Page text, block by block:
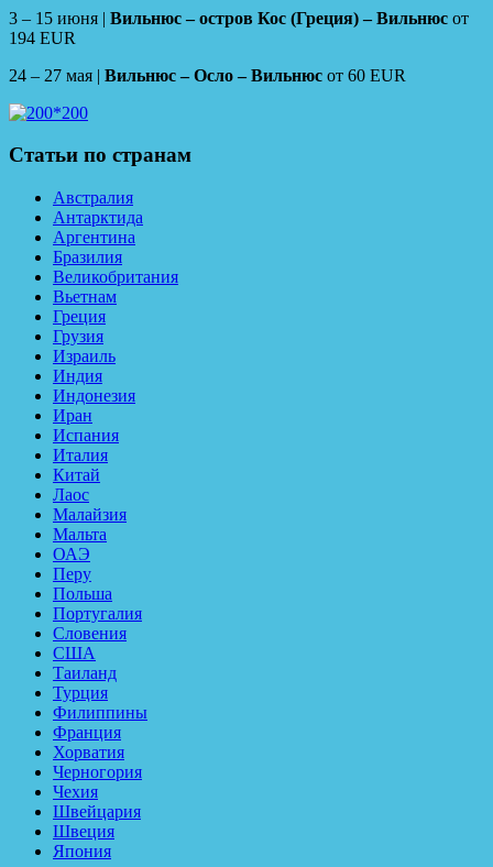
3 – 15 июня | Вильнюс – остров Кос (Греция) – Вильнюс от
194 EUR
24 – 27 мая | Вильнюс – Осло – Вильнюс от 60 EUR
Статьи по странам
Австралия
Антарктида
Аргентина
Бразилия
Великобритания
Вьетнам
Греция
Грузия
Израиль
Индия
Индонезия
Иран
Испания
Италия
Китай
Лаос
Малайзия
Мальта
ОАЭ
Перу
Польша
Португалия
Словения
США
Таиланд
Турция
Филиппины
Франция
Хорватия
Черногория
Чехия
Швейцария
Швеция
Япония